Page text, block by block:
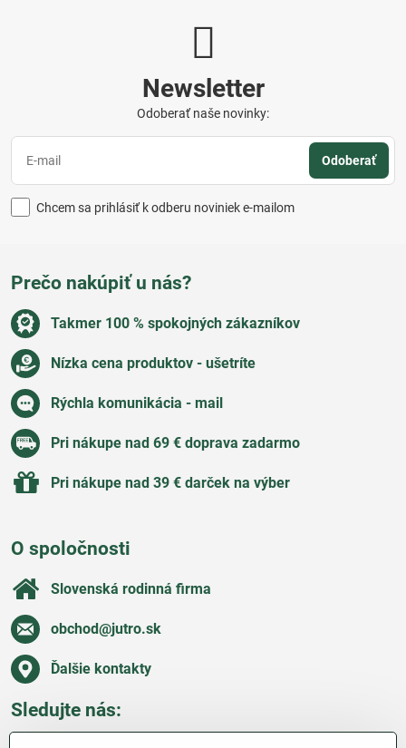
Newsletter
Odoberať naše novinky:
Odoberať
Chcem sa prihlásiť k odberu noviniek e-mailom
Prečo nakúpiť u nás?
Takmer 100 % spokojných zákazníkov
Nízka cena produktov - ušetríte
Rýchla komunikácia - mail
Pri nákupe nad 69 € doprava zadarmo
Pri nákupe nad 39 € darček na výber
O spoločnosti
Slovenská rodinná firma
obchod​@jutro​.sk
Ďalšie kontakty
Sledujte nás: